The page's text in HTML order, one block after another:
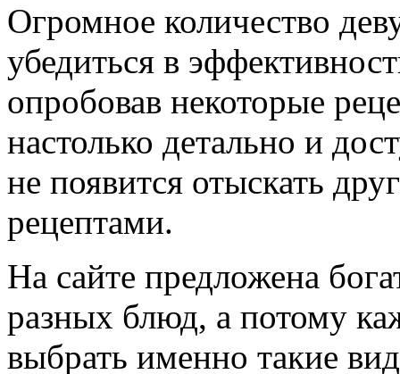
Огромное количество
убедиться в
опробовав некоторые
настолько детально и
не появится отыскать
рецептами.
На сайте предложена
разных блюд, а потому
выбрать именно такие